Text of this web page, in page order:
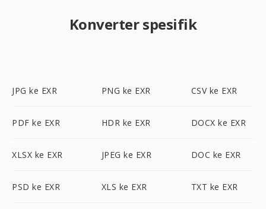
Konverter spesifik
JPG ke EXR PNG ke EXR CSV ke EXR
PDF ke EXR HDR ke EXR DOCX ke EXR
XLSX ke EXR JPEG ke EXR DOC ke EXR
PSD ke EXR XLS ke EXR TXT ke EXR